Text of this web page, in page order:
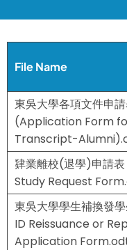
File Name
東吳大學各項文件申
(Application Form
Transcript-
肄業離校(退學)申請
Study Request
東吳大學學生補換發
ID Reissuance or
Application